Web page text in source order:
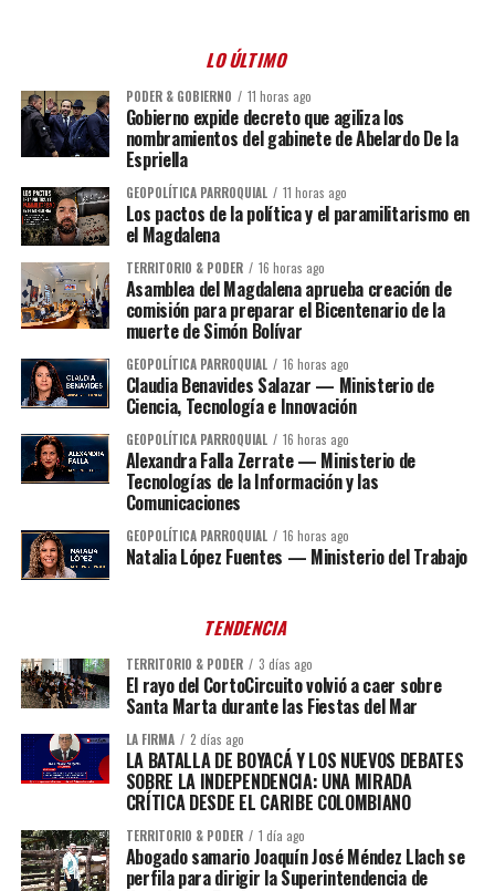
LO ÚLTIMO
PODER & GOBIERNO 11 horas ago
Gobierno expide decreto que agiliza los
nombramientos del gabinete de Abelardo De la
Espriella
GEOPOLÍTICA PARROQUIAL 11 horas ago
Los pactos de la política y el paramilitarismo en
el Magdalena
TERRITORIO & PODER 16 horas ago
Asamblea del Magdalena aprueba creación de
comisión para preparar el Bicentenario de la
muerte de Simón Bolívar
GEOPOLÍTICA PARROQUIAL 16 horas ago
Claudia Benavides Salazar — Ministerio de
Ciencia, Tecnología e Innovación
GEOPOLÍTICA PARROQUIAL 16 horas ago
Alexandra Falla Zerrate — Ministerio de
Tecnologías de la Información y las
Comunicaciones
GEOPOLÍTICA PARROQUIAL 16 horas ago
Natalia López Fuentes — Ministerio del Trabajo
TENDENCIA
TERRITORIO & PODER 3 días ago
El rayo del CortoCircuito volvió a caer sobre
Santa Marta durante las Fiestas del Mar
LA FIRMA 2 días ago
LA BATALLA DE BOYACÁ Y LOS NUEVOS DEBATES
SOBRE LA INDEPENDENCIA: UNA MIRADA
CRÍTICA DESDE EL CARIBE COLOMBIANO
TERRITORIO & PODER 1 día ago
Abogado samario Joaquín José Méndez Llach se
perfila para dirigir la Superintendencia de